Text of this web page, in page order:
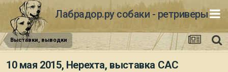
Лабрадор.ру собаки - ретриверы
Выставки, выводки
10 мая 2015, Нерехта, выставка САС